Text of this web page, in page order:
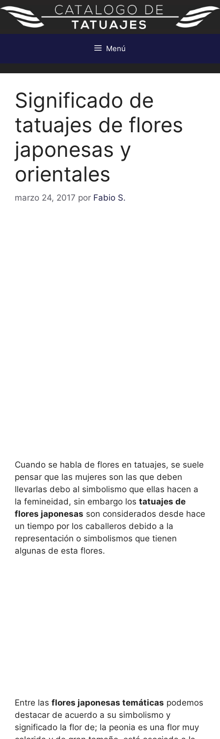
Saltar
contenido
Menú
Significado de
tatuajes de flores
japonesas y
orientales
marzo 24, 2017 por Fabio S.
Cuando se habla de flores en tatuajes, se suele
pensar que las mujeres son las que deben
llevarlas debo al simbolismo que ellas hacen a
la femineidad, sin embargo los tatuajes de
flores japonesas son considerados desde hace
un tiempo por los caballeros debido a la
representación o simbolismos que tienen
algunas de esta flores.
Entre las flores japonesas temáticas podemos
destacar de acuerdo a su simbolismo y
significado la flor de; la peonia es una flor muy